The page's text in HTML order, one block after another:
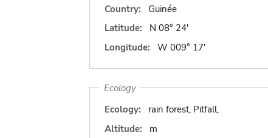
Country:
Guinée
Latitude:
N 08° 24'
Longitude:
W 009° 17'
Ecology
Ecology:
rain forest, Pitfall,
Altitude:
m